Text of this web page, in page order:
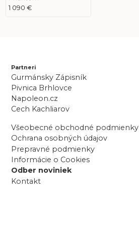
1 090 €
Partneri
Gurmánsky Zápisník
Pivnica Brhlovce
Napoleon.cz
Cech Kachliarov
Všeobecné obchodné podmienky
Ochrana osobných údajov
Prepravné podmienky
Informácie o Cookies
Odber noviniek
Kontakt